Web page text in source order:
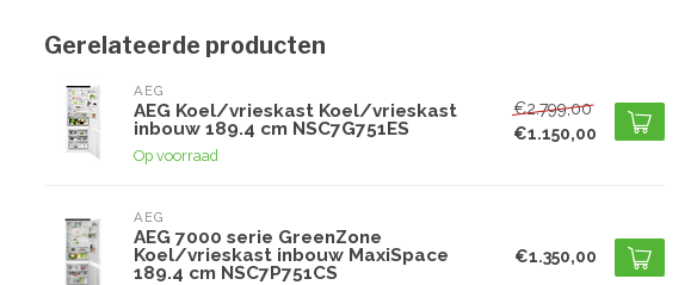
Gerelateerde producten
AEG
AEG Koel/vrieskast Koel/vrieskast
inbouw 189.4 cm NSC7G751ES
Op voorraad
€2.799,00
€1.150,00
AEG
AEG 7000 serie GreenZone
Koel/vrieskast inbouw MaxiSpace
189.4 cm NSC7P751CS
€1.350,00